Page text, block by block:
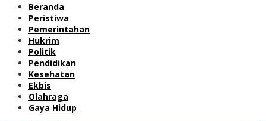
Beranda
Peristiwa
Pemerintahan
Hukrim
Politik
Pendidikan
Kesehatan
Ekbis
Olahraga
Gaya Hidup